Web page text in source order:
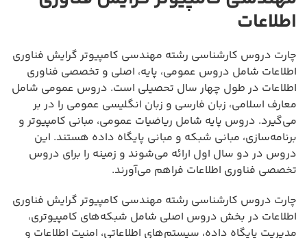
اطلاعات
چارت دروس کارشناسی رشته مهندسی کامپیوتر گرایش فناوری
اطلاعات شامل دروس عمومی، پایه، اصلی و تخصصی فناوری
اطلاعات در طول چهار سال تحصیلی است. دروس عمومی شامل
معارف اسلامی، زبان فارسی و زبان انگلیسی عمومی را در بر
می‌گیرد. دروس پایه شامل ریاضیات عمومی، مبانی کامپیوتر و
برنامه‌سازی، مبانی شبکه و مبانی پایگاه داده هستند. این
دروس در دو سال اول ارائه می‌شوند و زمینه را برای دروس
تخصصی فناوری اطلاعات فراهم می‌آورند.
چارت دروس کارشناسی رشته مهندسی کامپیوتر گرایش فناوری
اطلاعات در بخش دروس اصلی شامل شبکه‌های کامپیوتری،
مدیریت پایگاه داده، سیستم‌های اطلاعاتی، امنیت اطلاعات و